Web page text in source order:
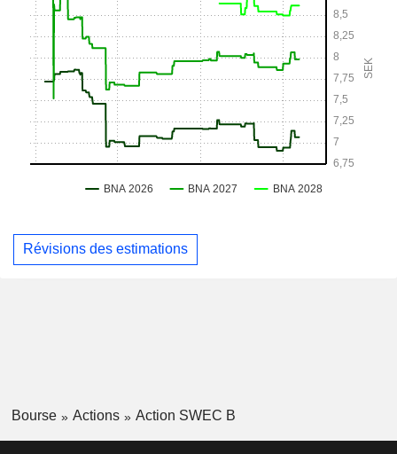
Révisions des estimations
Bourse Actions Action SWEC B